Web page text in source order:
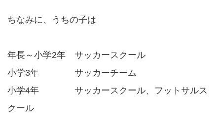
ちなみに、うちの子は
年長～小学2年 サッカースクール
小学3年 サッカーチーム
小学4年 サッカースクール、フットサルス
クール